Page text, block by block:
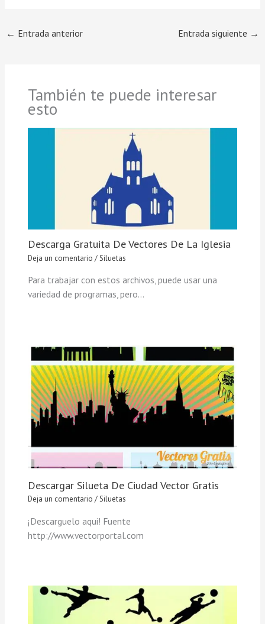
← Entrada anterior Entrada siguiente →
También te puede interesar
esto
Descarga Gratuita De Vectores De La Iglesia
Deja un comentario /Siluetas
Para trabajar con estos archivos, puede usar una
variedad de programas, pero…
Descargar Silueta De Ciudad Vector Gratis
Deja un comentario /Siluetas
¡Descarguelo aqui! Fuente
http://www.vectorportal.com